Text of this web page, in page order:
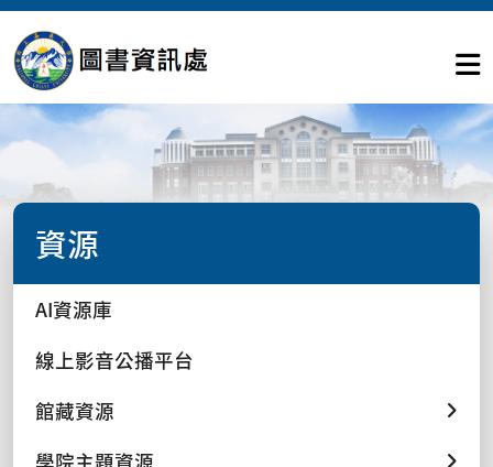
資源
AI資源庫
線上影音公播平台
館藏資源
學院主題資源